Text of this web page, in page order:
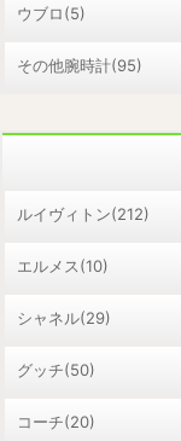
ウブロ(5)
その他腕時計(95)
ルイヴィトン(212)
エルメス(10)
シャネル(29)
グッチ(50)
コーチ(20)